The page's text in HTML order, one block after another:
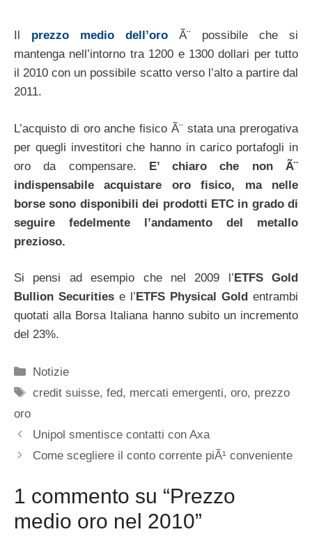
prezzo medio dell’oro Ã¨ possibile che si
mantenga nell’intorno tra 1200 e 1300 dollari per tutto
il 2010 con un possibile scatto verso l’alto a partire dal
2011.
L’acquisto di oro anche fisico Ã¨ stata una prerogativa
per quegli investitori che hanno in carico portafogli in
oro da compensare. E’ chiaro che non Ã¨
indispensabile acquistare oro fisico, ma nelle
borse sono disponibili dei prodotti ETC in grado di
seguire fedelmente l’andamento del metallo
prezioso.
Si pensi ad esempio che nel 2009 l’ ETFS Gold
Bullion Securities e l’ ETFS Physical Gold entrambi
quotati alla Borsa Italiana hanno subito un incremento
del 23%.
Categorie
Notizie
Tag
credit suisse,fed, mercati emergenti,oro, prezzo
oro
Unipol smentisce contatti con Axa
Come scegliere il conto corrente piÃ¹ conveniente
1 commento su “Prezzo
medio oro nel 2010”